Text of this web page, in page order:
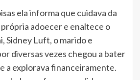
ela informa que cuidava da
adoecer e enaltece o
Sidney Luft, o marido e
diversas vezes chegou a bater
a explorava financeiramente.